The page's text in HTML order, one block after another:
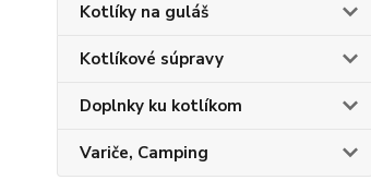
Kotlíky na guláš
Kotlíkové súpravy
Doplnky ku kotlíkom
Variče, Camping